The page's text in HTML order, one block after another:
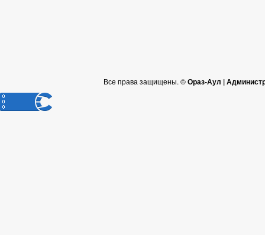
Все права защищены. ©Ораз-Аул |